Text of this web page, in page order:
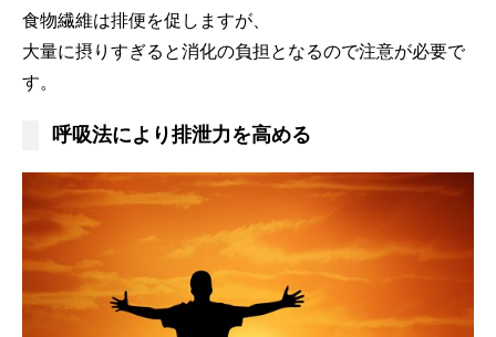
食物繊維は排便を促しますが、
大量に摂りすぎると消化の負担となるので注意が必要で
す。
呼吸法により排泄力を高める